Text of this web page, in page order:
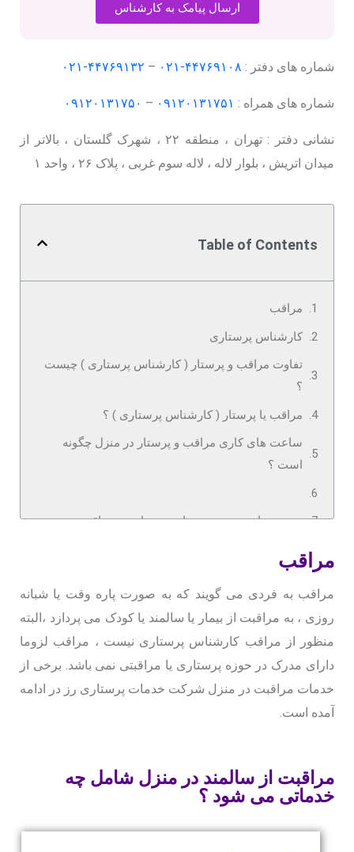
ارسال پیامک به کارشناس
شماره های دفتر : ۴۴۷۶۹۱۰۸-۰۲۱ – ۴۴۷۶۹۱۳۲-۰۲۱
شماره های همراه : ۰۹۱۲۰۱۳۱۷۵۱ – ۰۹۱۲۰۱۳۱۷۵۰
نشانی دفتر : تهران ، منطقه ۲۲ ، شهرک گلستان ، بالاتر از
میدان اتریش ، بلوار لاله ، لاله سوم غربی ، پلاک ۲۶ ، واحد ۱
Table of Contents
مراقب
کارشناس پرستاری
تفاوت مراقب و پرستار ( کارشناس پرستاری ) چیست
؟
مراقب یا پرستار ( کارشناس پرستاری ) ؟
ساعت های کاری مراقب و پرستار در منزل چگونه
است ؟
نحوه پرداخت هزینه خدمات پرستاری و مراقبت
پرستاری و مراقبت از سالمند بیمار در منزل تهران
ارائه خدمات پرستاری و مراقبت از سالمند در تهران
صرفه جویی در زمان
پرستاری و مراقبت شبانه روزی از سالمند در منزل در
مراقب و پرستار سالمند در منزل کرج
مراقب
مراقب به فردی می گویند که به صورت پاره وقت یا شبانه
روزی ، به مراقبت از بیمار یا سالمند یا کودک می پردازد ،البته
منظور از مراقب کارشناس پرستاری نیست ، مراقب لزوما
دارای مدرک در حوزه پرستاری یا مراقبتی نمی باشد. برخی از
خدمات مراقبت در منزل شرکت خدمات پرستاری رز در ادامه
آمده است.
مراقبت از سالمند در منزل شامل چه
خدماتی می شود ؟